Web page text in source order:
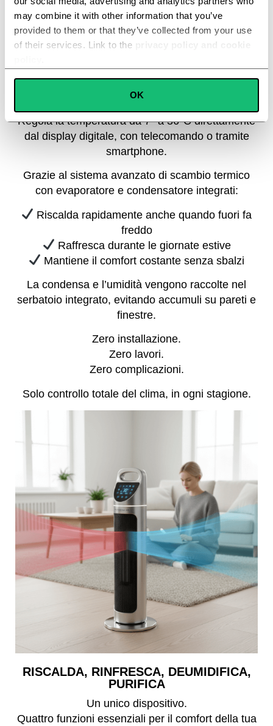
may combine it with other information that you’ve
provided to them or that they’ve collected from your use
of their services. Link to the
privacy policy and cookie
Preferences
Statistics
Marketing
OK
Non è una semplice stufa.
È un sistema completo di gestione del clima
domestico progettato per funzionare tutto l’anno.
Regola la temperatura da 7° a 36°C direttamente
dal display digitale, con telecomando o tramite
smartphone.
Grazie al sistema avanzato di scambio termico
con evaporatore e condensatore integrati:
Riscalda rapidamente anche quando fuori fa
freddo
Raffresca durante le giornate estive
Mantiene il comfort costante senza sbalzi
La condensa e l’umidità vengono raccolte nel
serbatoio integrato, evitando accumuli su pareti e
finestre.
Zero installazione.
Zero lavori.
Zero complicazioni.
Solo controllo totale del clima, in ogni stagione.
RISCALDA, RINFRESCA, DEUMIDIFICA,
PURIFICA
Un unico dispositivo.
Quattro funzioni essenziali per il comfort della tua